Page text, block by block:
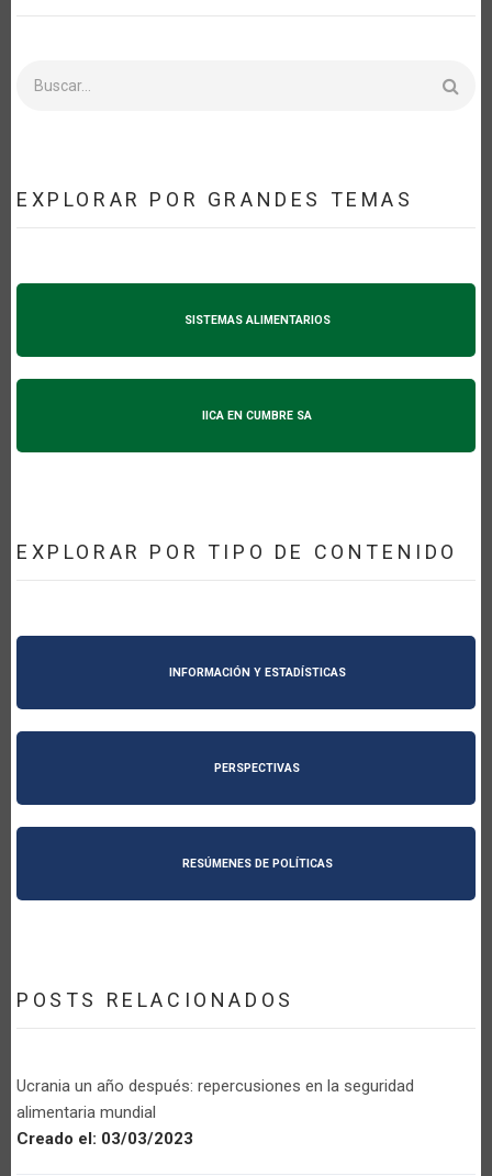
EXPLORAR POR GRANDES TEMAS
SISTEMAS ALIMENTARIOS
IICA EN CUMBRE SA
EXPLORAR POR TIPO DE CONTENIDO
INFORMACIÓN Y ESTADÍSTICAS
PERSPECTIVAS
RESÚMENES DE POLÍTICAS
POSTS RELACIONADOS
Ucrania un año después: repercusiones en la seguridad
alimentaria mundial
Creado el: 03/03/2023